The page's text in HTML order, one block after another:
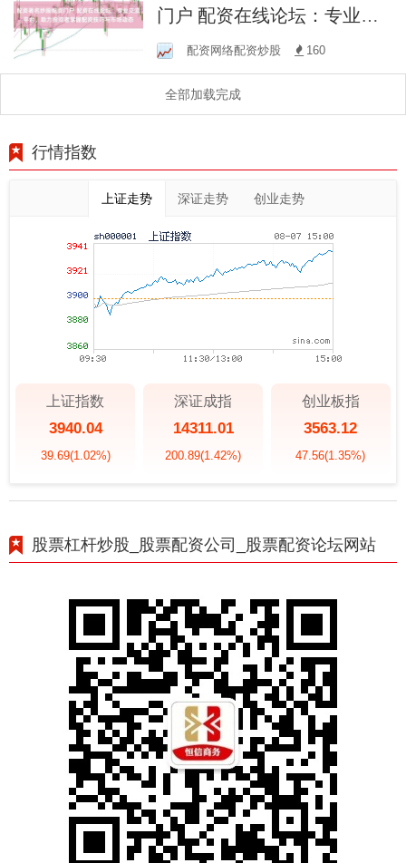
门户 配资在线论坛：专业交
流平台，助力投资者掌握配
资技巧与市场动态
配资网络配资炒股 160
全部加载完成
行情指数
上证走势 深证走势 创业走势
上证指数
3940.04
39.69(1.02%)
深证成指
14311.01
200.89(1.42%)
创业板指
3563.12
47.56(1.35%)
股票杠杆炒股_股票配资公司_股票配资论坛网站